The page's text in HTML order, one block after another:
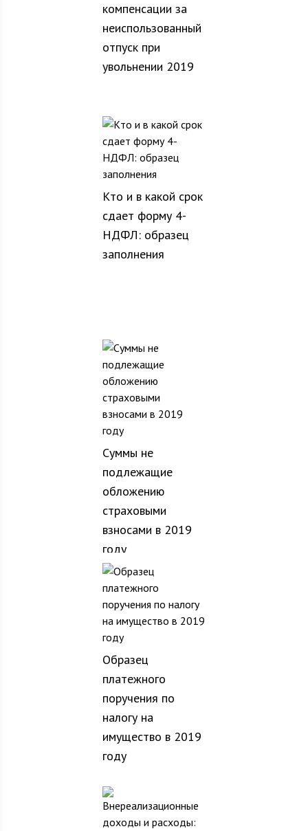
компенсации за
неиспользованный
отпуск при
увольнении 2019
Кто и в какой срок
сдает форму 4-
НДФЛ: образец
заполнения
Суммы не
подлежащие
обложению
страховыми
взносами в 2019
году
Образец
платежного
поручения по
налогу на
имущество в 2019
году